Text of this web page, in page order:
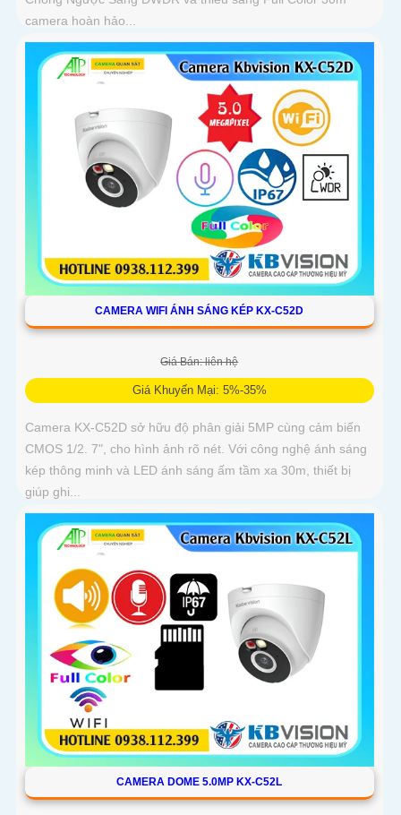
camera hoàn hảo...
CAMERA WIFI ÁNH SÁNG KÉP KX-C52D
Giá Bán: liên hệ
Giá Khuyến Mại: 5%-35%
Camera KX-C52D sở hữu độ phân giải 5MP cùng cảm biến
CMOS 1/2. 7", cho hình ảnh rõ nét. Với công nghệ ánh sáng
kép thông minh và LED ánh sáng ấm tầm xa 30m, thiết bị
giúp ghi...
CAMERA DOME 5.0MP KX-C52L